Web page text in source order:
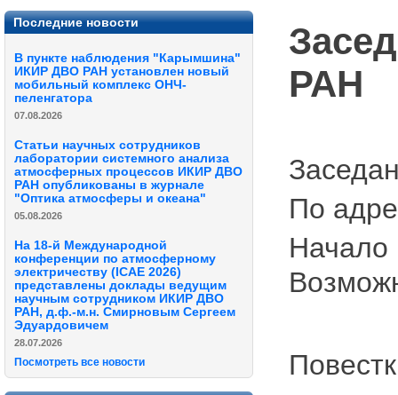
Последние новости
В пункте наблюдения "Карымшина"
ИКИР ДВО РАН установлен новый
мобильный комплекс ОНЧ-
пеленгатора
07.08.2026
Статьи научных сотрудников
лаборатории системного анализа
атмосферных процессов ИКИР ДВО
РАН опубликованы в журнале
"Оптика атмосферы и океана"
05.08.2026
На 18-й Международной
конференции по атмосферному
электричеству (ICAE 2026)
представлены доклады ведущим
научным сотрудником ИКИР ДВО
РАН, д.ф.-м.н. Смирновым Сергеем
Эдуардовичем
28.07.2026
Посмотреть все новости
РАН
По
Начало